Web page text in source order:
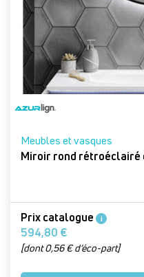
Meubles et vasques
Prix catalogue i
594,80 €
[dont 0,56 € d’éco-part]